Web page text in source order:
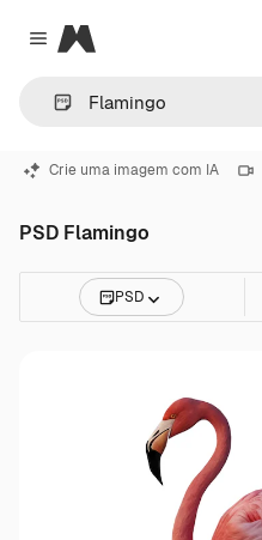
Close menu
Magnific
Crie uma imagem com IA
PSD Flamingo
PSD